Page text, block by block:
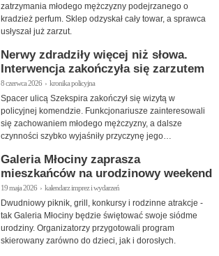
zatrzymania młodego mężczyzny podejrzanego o
kradzież perfum. Sklep odzyskał cały towar, a sprawca
usłyszał już zarzut.
Nerwy zdradziły więcej niż słowa.
Interwencja zakończyła się zarzutem
8 czerwca 2026 › kronika policyjna
Spacer ulicą Szekspira zakończył się wizytą w
policyjnej komendzie. Funkcjonariusze zainteresowali
się zachowaniem młodego mężczyzny, a dalsze
czynności szybko wyjaśniły przyczynę jego
Galeria Młociny zaprasza
mieszkańców na urodzinowy weekend
19 maja 2026 › kalendarz imprez i wydarzeń
Dwudniowy piknik, grill, konkursy i rodzinne atrakcje -
tak Galeria Młociny będzie świętować swoje siódme
urodziny. Organizatorzy przygotowali program
skierowany zarówno do dzieci, jak i dorosłych.